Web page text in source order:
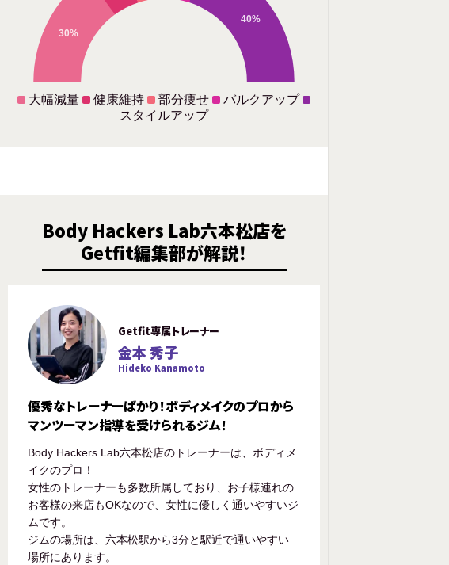
30%
40%
大幅減量 健康維持 部分痩せ
バルクアップ
スタイルアップ
Body Hackers Lab六本松店を
Getfit編集部が解説！
Getfit専属トレーナー
金本 秀子
Hideko Kanamoto
優秀なトレーナーばかり！ボディメイクのプロから
マンツーマン指導を受けられるジム！
Body Hackers Lab六本松店のトレーナーは、ボディメ
イクのプロ！
女性のトレーナーも多数所属しており、お子様連れの
お客様の来店もOKなので、女性に優しく通いやすいジ
ムです。
ジムの場所は、六本松駅から3分と駅近で通いやすい
場所にあります。